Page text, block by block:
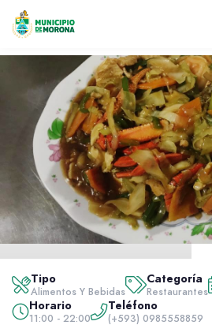
Alimentos y bebidas Abierto ahora
Chifa Fang
Tipo
Alimentos Y Bebidas
Categoría
Restaurantes
Horario
11:00 - 22:00
Teléfono
(+593) 0985558859